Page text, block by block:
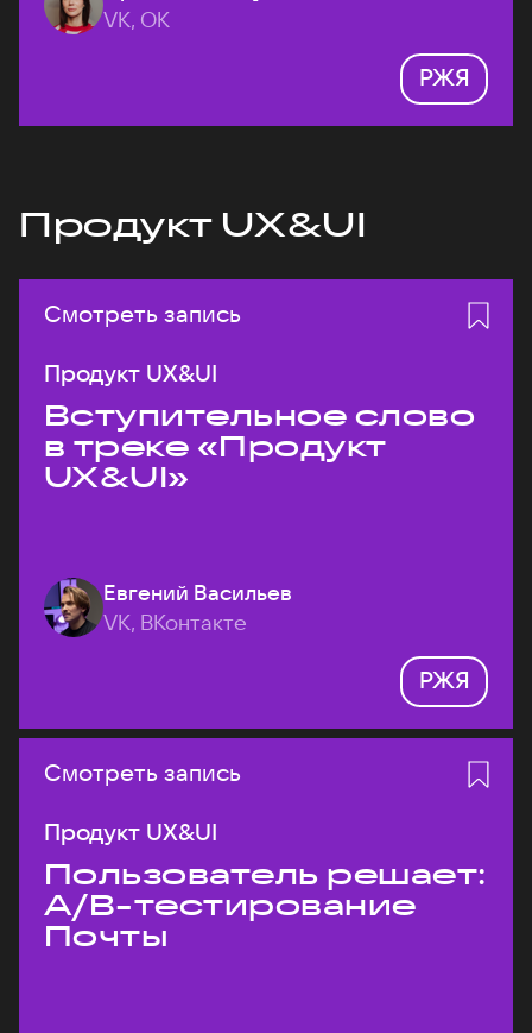
VK, ОК
РЖЯ
Продукт UX&UI
Смотреть запись
Продукт UX&UI
Вступительное слово
в треке «Продукт
UX&UI»
Евгений Васильев
VK, ВКонтакте
РЖЯ
Смотреть запись
Продукт UX&UI
Пользователь решает:
A/B-тестирование
Почты